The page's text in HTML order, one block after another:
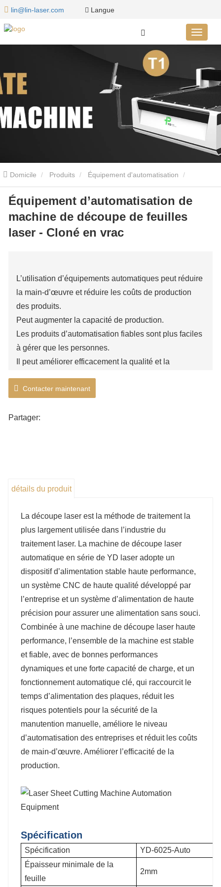
lin@lin-laser.com Langue
Domicile Produits Équipement d'automatisation
Équipement d’automatisation de machine de découpe de feuilles
laser Équipement d’automatisation de machine de découpe de
Équipement d’automatisation de
machine de découpe de feuilles
laser - Cloné en vrac
L’utilisation d’équipements automatiques peut réduire
la main-d’œuvre et réduire les coûts de production
des produits.
Peut augmenter la capacité de production.
Les produits d’automatisation fiables sont plus faciles
à gérer que les personnes.
Il peut améliorer efficacement la qualité et la
d’équipements automatiques.
Contacter maintenant
Partager:
détails du produit
La découpe laser est la méthode de traitement la
plus largement utilisée dans l’industrie du
traitement laser. La machine de découpe laser
automatique en série de YD laser adopte un
dispositif d’alimentation stable haute performance,
un système CNC de haute qualité développé par
l’entreprise et un système d’alimentation de haute
précision pour assurer une alimentation sans souci.
Combinée à une machine de découpe laser haute
performance, l’ensemble de la machine est stable
et fiable, avec de bonnes performances
dynamiques et une forte capacité de charge, et un
fonctionnement automatique clé, qui raccourcit le
temps d’alimentation des plaques, réduit les
risques potentiels pour la sécurité de la
manutention manuelle, améliore le niveau
d’automatisation des entreprises et réduit les coûts
de main-d’œuvre. Améliorer l’efficacité de la
production.
Spécification
Spécification
YD-6025-Auto
Épaisseur minimale de la
feuille
2mm